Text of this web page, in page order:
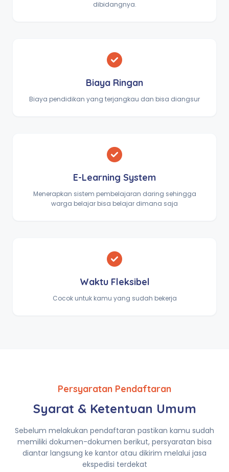
dibidangnya.
Biaya Ringan
Biaya pendidikan yang terjangkau dan bisa diangsur
E-Learning System
Menerapkan sistem pembelajaran daring sehingga
warga belajar bisa belajar dimana saja
Waktu Fleksibel
Cocok untuk kamu yang sudah bekerja
Persyaratan Pendaftaran
Syarat & Ketentuan Umum
Sebelum melakukan pendaftaran pastikan kamu sudah
memiliki dokumen-dokumen berikut, persyaratan bisa
diantar langsung ke kantor atau dikirim melalui jasa
ekspedisi terdekat